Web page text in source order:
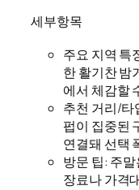
세부항목
주요 지역 특
한 활기찬 밤
에서 체감할
추천 거리/타
펍이 집중된
연결돼 선택
방문 팁: 주
장료나 가격